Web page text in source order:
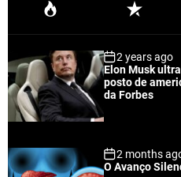
P
u
a
r
R
e
n
t
2 years ago
Elon Musk
posto de
da Forbes
2 months
O Avanço